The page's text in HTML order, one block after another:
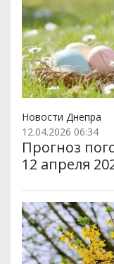
Новости Днепра
12.04.2026 06:34
Прогноз
12 апреля